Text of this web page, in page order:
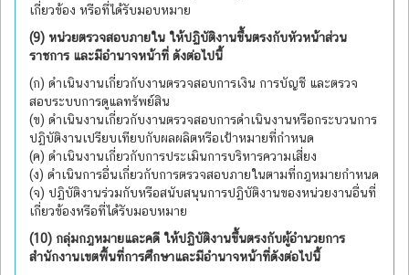
เกี่ยวข้อง หรือที่ได้รับมอบหมาย
(9) หน่วยตรวจสอบภายใน ให้ปฏิบัติงานขึ้นตรงกับหัวหน้าส่วน
ราชการ และมีอำนาจหน้าที่ ดังต่อไปนี้
(ก) ดำเนินงานเกี่ยวกับงานตรวจสอบการเงิน การบัญชี และตรวจ
สอบระบบการดูแลทรัพย์สิน
(ข) ดำเนินงานเกี่ยวกับงานตรวจสอบการดำเนินงานหรือกระบวนการ
ปฏิบัติงานเปรียบเทียบกับผลผลิตหรือเป้าหมายที่กำหนด
(ค) ดำเนินงานเกี่ยวกับการประเมินการบริหารความเสี่ยง
(ง) ดำเนินการอื่นเกี่ยวกับการตรวจสอบภายในตามที่กฎหมายกำหนด
(จ) ปฏิบัติงานร่วมกับหรือสนับสนุนการปฏิบัติงานของหน่วยงานอื่นที่
เกี่ยวข้องหรือที่ได้รับมอบหมาย
(10) กลุ่มกฎหมายและคดี ให้ปฏิบัติงานขึ้นตรงกับผู้อำนวยการ
สำนักงานเขตพื้นที่การศึกษาและมีอำนาจหน้าที่ดังต่อไปนี้